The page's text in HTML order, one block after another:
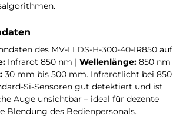
des MV-LLDS-H-300-40-IR850 auf
Infrarot 850 nm | Wellenlänge: 850 nm
30 mm bis 500 mm. Infrarotlicht bei 850
Si-Sensoren gut detektiert und ist
Auge unsichtbar – ideal für dezente
Blendung des Bedienpersonals.